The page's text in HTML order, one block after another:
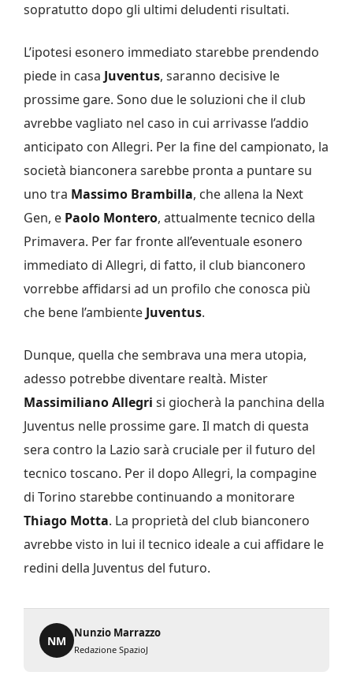
sopratutto dopo gli ultimi deludenti risultati.
L’ipotesi esonero immediato starebbe prendendo
piede in casa Juventus, saranno decisive le
prossime gare. Sono due le soluzioni che il club
avrebbe vagliato nel caso in cui arrivasse l’addio
anticipato con Allegri. Per la fine del campionato, la
società bianconera sarebbe pronta a puntare su
uno tra Massimo Brambilla, che allena la Next
Gen, e Paolo Montero, attualmente tecnico della
Primavera. Per far fronte all’eventuale esonero
immediato di Allegri, di fatto, il club bianconero
vorrebbe affidarsi ad un profilo che conosca più
che bene l’ambiente Juventus.
Dunque, quella che sembrava una mera utopia,
adesso potrebbe diventare realtà. Mister
Massimiliano Allegri si giocherà la panchina della
Juventus nelle prossime gare. Il match di questa
sera contro la Lazio sarà cruciale per il futuro del
tecnico toscano. Per il dopo Allegri, la compagine
di Torino starebbe continuando a monitorare
Thiago Motta. La proprietà del club bianconero
avrebbe visto in lui il tecnico ideale a cui affidare le
redini della Juventus del futuro.
NM
Nunzio Marrazzo
Redazione SpazioJ